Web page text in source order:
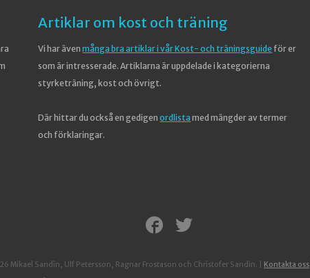
Artiklar om kost och träning
Vi har ävenmånga bra artiklar i vår Kost- och träningsguideför er
som är intresserade. Artiklarna är uppdelade i kategorierna
styrketräning, kost och övrigt.
Där hittar du också en gedigenordlista med mängder av termer
och förklaringar.
Mikael Sandin, Ulf Petersson, Ragnar Frostason och Christofer Sandin. Kontakta oss